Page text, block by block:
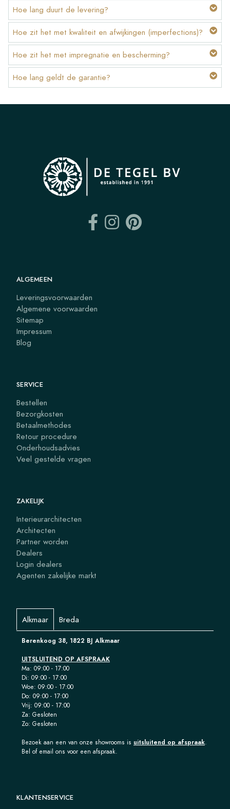
Hoe lang duurt de levering?
Hoe zit het met kwaliteit en afwijkingen (imperfections)?
Hoe zit het met impregnatie en bescherming?
Hoe lang geldt de garantie?
ALGEMEEN
Leveringsvoorwaarden
Algemene voorwaarden
Sitemap
Impressum
Blog
SERVICE
Bestellen
Bezorgkosten
Betaalmethodes
Retour procedure
Onderhoudsadvies
Veel gestelde vragen
ZAKELIJK
Interieurarchitecten
Architecten
Partner worden
Dealers
Login dealers
Agenten zakelijke markt
Alkmaar Breda
Berenkoog 38, 1822 BJ Alkmaar
UITSLUITEND OP AFSPRAAK
Ma: 09:00 - 17:00
Di: 09:00 - 17:00
Woe: 09:00 - 17:00
Do: 09:00 - 17:00
Vrij: 09:00 - 17:00
Za: Gesloten
Zo: Gesloten
Bezoek aan een van onze showrooms is uitsluitend op afspraak.
Bel of email ons voor een afspraak.
KLANTENSERVICE